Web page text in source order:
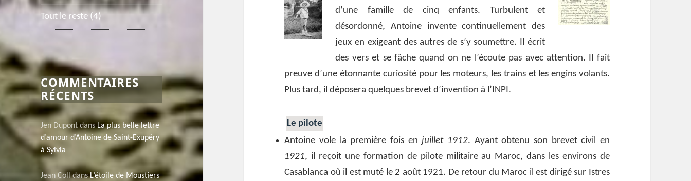
Tout le reste (4)
COMMENTAIRES
RÉCENTS
Jen Dupont dans La plus belle lettre
d’amour d’Antoine de Saint-Exupéry
à Sylvia
Jean ColldansL’étoile de Moustiers
d’une famille de cinq enfants. Turbulent et
désordonné, Antoine invente continuellement des
jeux en exigeant des autres de s’y soumettre. Il écrit
des vers et se fâche quand on ne l’écoute pas avec attention. Il fait
preuve d’une étonnante curiosité pour les moteurs, les trains et les engins volants.
Plus tard, il déposera quelques brevet d’invention à l’INPI.
Le pilote
Antoine vole la première fois enjuillet 1912. Ayant obtenu son brevet civil en
1921, il reçoit une formation de pilote militaire au Maroc, dans les environs de
Casablanca où il est muté le 2 août 1921. De retour du Maroc il est dirigé sur Istres